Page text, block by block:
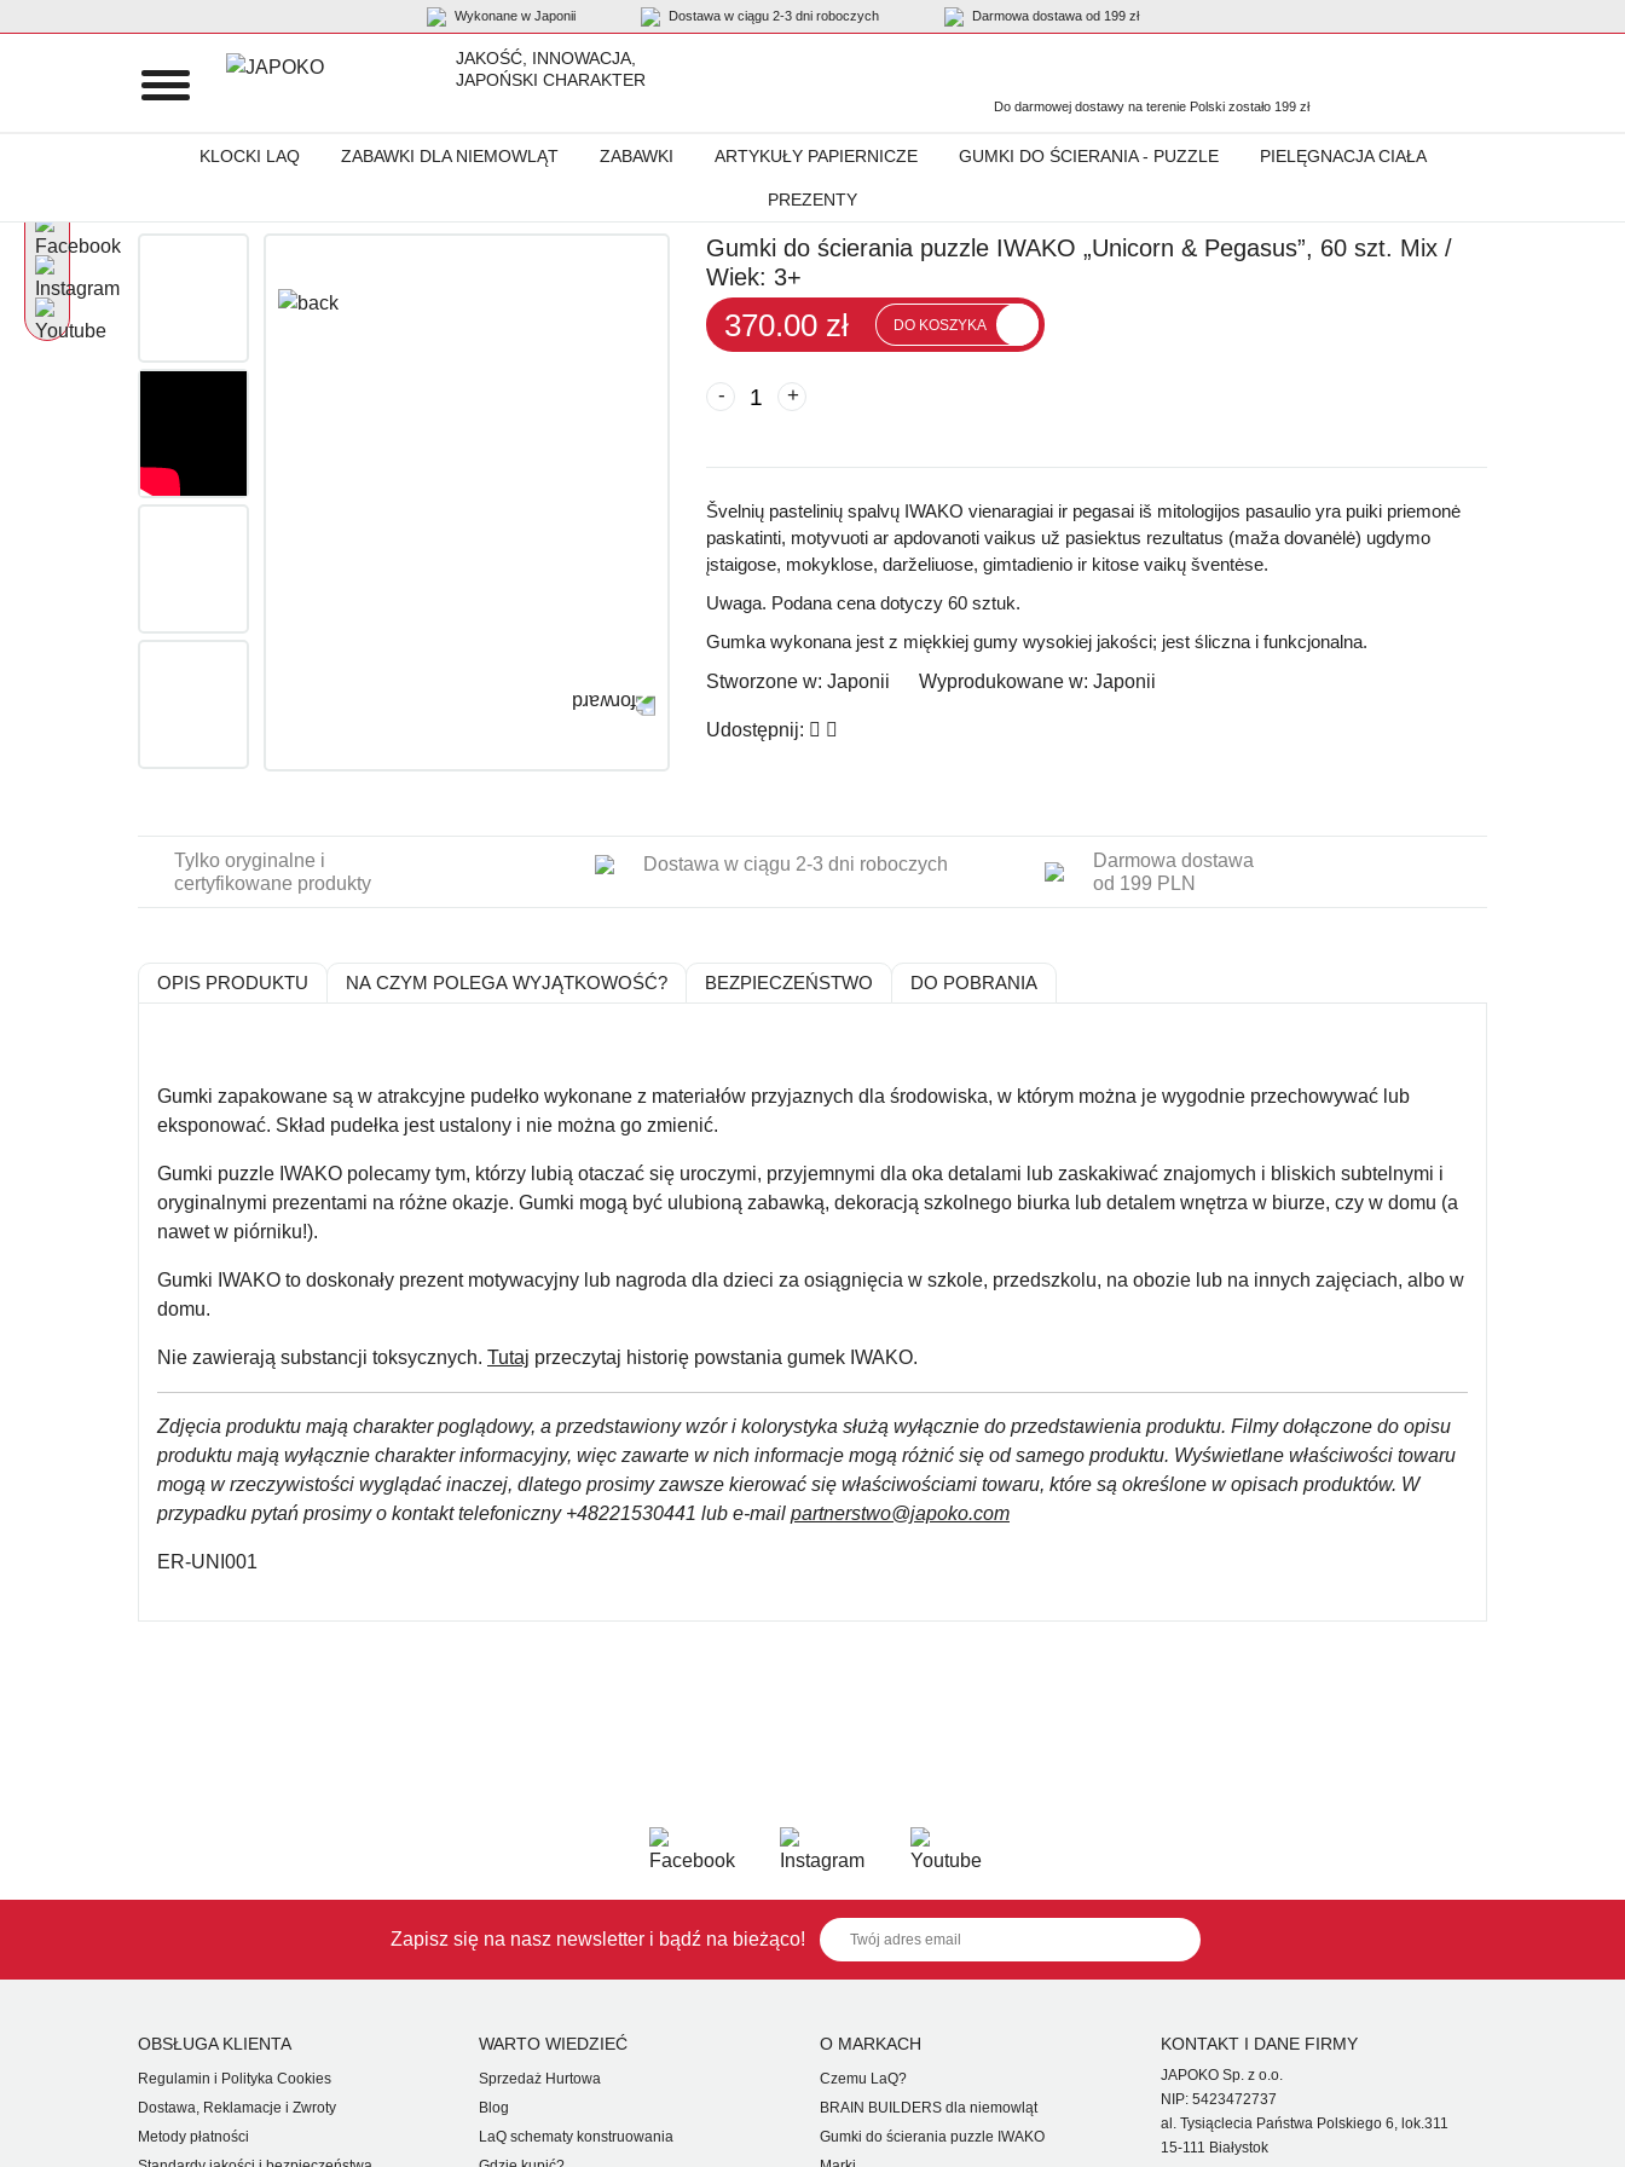
Wykonane w Japonii Dostawa w ciągu 2-3 dni roboczych Darmowa dostawa od 199 zł
JAKOŚĆ, INNOWACJA,
JAPOŃSKI CHARAKTER
Do darmowej dostawy na terenie Polski zostało 199 zł
KLOCKI LAQ ZABAWKI DLA NIEMOWLĄT ZABAWKI ARTYKUŁY PAPIERNICZE GUMKI DO ŚCIERANIA - PUZZLE PIELĘGNACJA CIAŁA
PREZENTY
Gumki do ścierania puzzle IWAKO „Unicorn & Pegasus”, 60 szt. Mix
Gumki do ścierania puzzle IWAKO „Unicorn & Pegasus”, 60 szt. Mix /
Wiek: 3+
370.00 zł DO KOSZYKA
- +
Švelnių pastelinių spalvų IWAKO vienaragiai ir pegasai iš mitologijos pasaulio yra puiki priemonė
paskatinti, motyvuoti ar apdovanoti vaikus už pasiektus rezultatus (maža dovanėlė) ugdymo
įstaigose, mokyklose, darželiuose, gimtadienio ir kitose vaikų šventėse.
Uwaga. Podana cena dotyczy 60 sztuk.
Gumka wykonana jest z miękkiej gumy wysokiej jakości; jest śliczna i funkcjonalna.
Stworzone w: Japonii Wyprodukowane w: Japonii
Udostępnij:
Tylko oryginalne i
certyfikowane produkty
Dostawa w ciągu 2-3 dni roboczych
Darmowa dostawa
od 199 PLN
OPIS PRODUKTU NA CZYM POLEGA WYJĄTKOWOŚĆ? BEZPIECZEŃSTWO DO POBRANIA
Gumki zapakowane są w atrakcyjne pudełko wykonane z materiałów przyjaznych dla środowiska, w którym można je wygodnie przechowywać lub
eksponować. Skład pudełka jest ustalony i nie można go zmienić.
Gumki puzzle IWAKO polecamy tym, którzy lubią otaczać się uroczymi, przyjemnymi dla oka detalami lub zaskakiwać znajomych i bliskich subtelnymi i
oryginalnymi prezentami na różne okazje. Gumki mogą być ulubioną zabawką, dekoracją szkolnego biurka lub detalem wnętrza w biurze, czy w domu (a
nawet w piórniku!).
Gumki IWAKO to doskonały prezent motywacyjny lub nagroda dla dzieci za osiągnięcia w szkole, przedszkolu, na obozie lub na innych zajęciach, albo w
domu.
Nie zawierają substancji toksycznych. Tutaj przeczytaj historię powstania gumek IWAKO.
Zdjęcia produktu mają charakter poglądowy, a przedstawiony wzór i kolorystyka służą wyłącznie do przedstawienia produktu. Filmy dołączone do opisu
produktu mają wyłącznie charakter informacyjny, więc zawarte w nich informacje mogą różnić się od samego produktu. Wyświetlane właściwości towaru
mogą w rzeczywistości wyglądać inaczej, dlatego prosimy zawsze kierować się właściwościami towaru, które są określone w opisach produktów. W
przypadku pytań prosimy o kontakt telefoniczny +48221530441 lub e-mail partnerstwo@japoko.com
ER-UNI001
Zapisz się na nasz newsletter i bądź na bieżąco!
OBSŁUGA KLIENTA
Regulamin i Polityka Cookies
Dostawa, Reklamacje i Zwroty
Metody płatności
WARTO WIEDZIEĆ
Sprzedaż Hurtowa
Blog
LaQ schematy konstruowania
O MARKACH
Czemu LaQ?
BRAIN BUILDERS dla niemowląt
Gumki do ścierania puzzle IWAKO
KONTAKT I DANE FIRMY
JAPOKO Sp. z o.o.
NIP: 5423472737
al. Tysiąclecia Państwa Polskiego 6, lok.311
15-111 Białystok